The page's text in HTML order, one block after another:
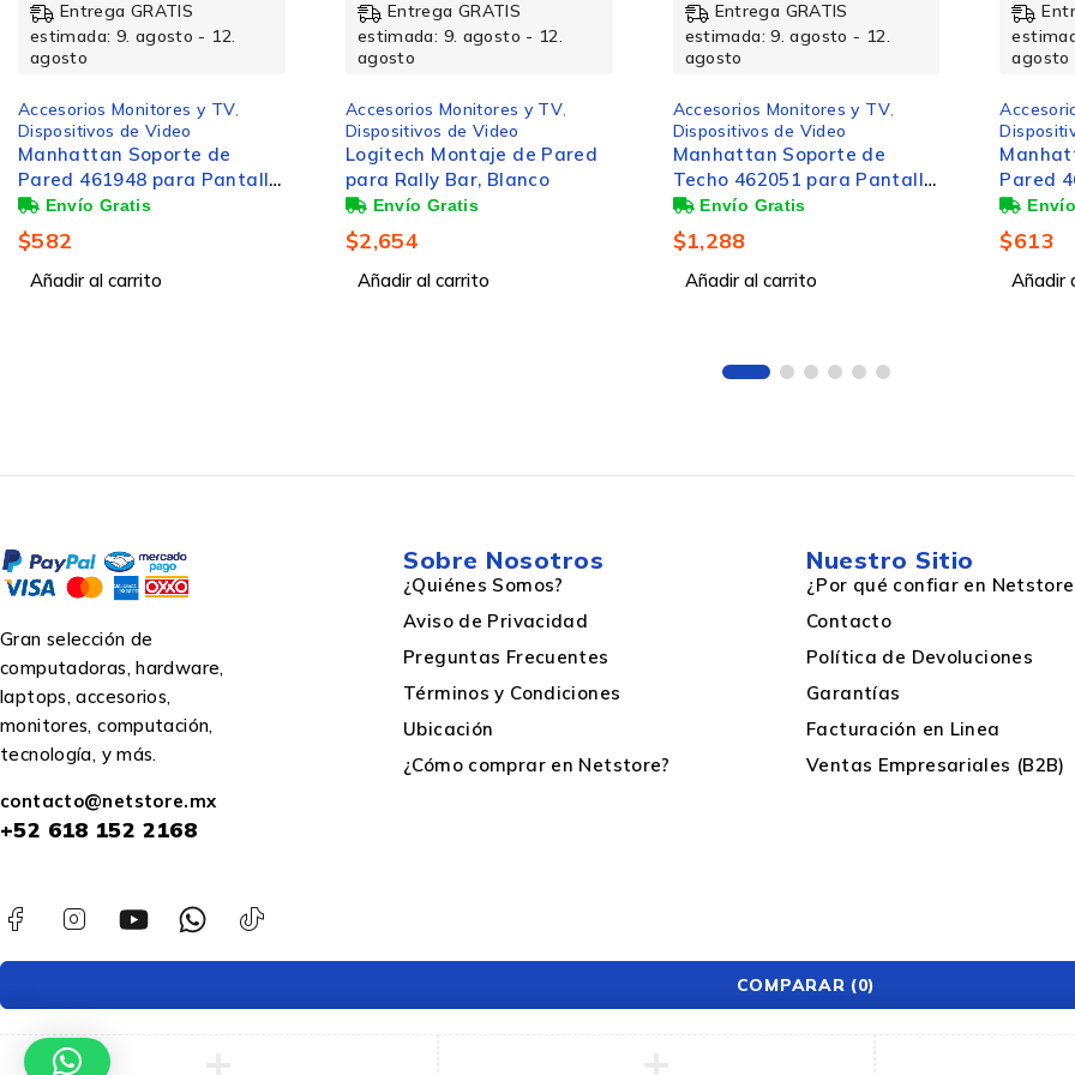
Capacidad máxima de peso
Kit de montaje Si
Color
Color del producto
Desempeño
Fácil instalación Si
Entrega GRATIS
estimada: 9. agosto - 12.
agosto
Accesorios Monitores y TV
Dispositivos de Video
Logitech Montaje de Pared
para Rally Bar, Blanco
$2,654
Añadir al carrito
Entrega GRATIS
estimada: 9. agosto - 12.
agosto
Accesorios Monitores y TV
Dispositivos de Video
Manhattan Soporte de
Techo 462051 para Pantalla
37" - 80", hasta 50kg
$1,288
Añadir al carrito
Entrega GRATIS
estimada: 9. agosto - 12.
agosto
Accesorios Monitores y TV,
Dispositivos de Video
Manhattan Soporte de
Pared 462426 para Pantalla
37" - 70", hasta 35kg
$613
Añadir al carrito
agosto
35 KG A
$355
Gran selección de
computadoras, hardware,
laptops, accesorios,
monitores, computación,
tecnología, y más.
contacto@netstore.mx
+52 618 152 2168
Sobre Nosotros
¿Quiénes Somos?
Aviso de Privacidad
Preguntas Frecuentes
Términos y Condiciones
Ubicación
¿Cómo comprar en Netstore?
Nuestro Sitio
¿Por qué confiar en
Contacto
Política de Devoluciones
Garantías
Facturación en Linea
Ventas Empresariales (B2B)
COMPARAR (0)